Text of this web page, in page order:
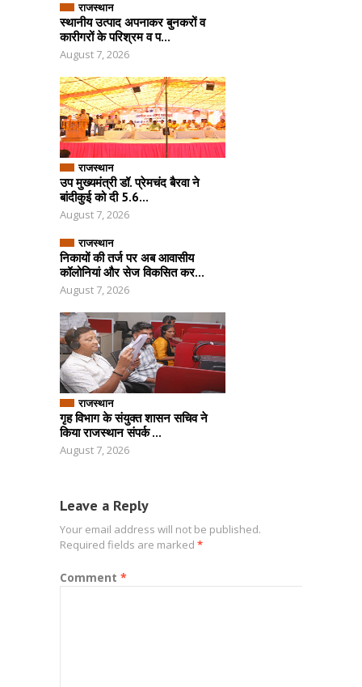
राजस्थान
स्थानीय उत्पाद अपनाकर बुनकरों व
कारीगरों के परिश्रम व प...
August 7, 2026
राजस्थान
उप मुख्यमंत्री डॉ. प्रेमचंद बैरवा ने
बांदीकुई को दी 5.6...
August 7, 2026
राजस्थान
निकायों की तर्ज पर अब आवासीय
कॉलोनियां और सेज विकसित कर...
August 7, 2026
राजस्थान
गृह विभाग के संयुक्त शासन सचिव ने
किया राजस्थान संपर्क ...
August 7, 2026
Leave a Reply
Your email address will not be published.
Required fields are marked *
Comment *